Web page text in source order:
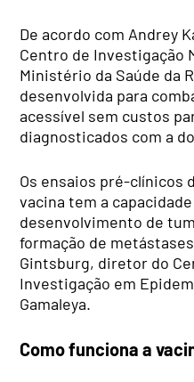
De acordo com Andrey
Centro de Investigação
Ministério da Saúde da
desenvolvida para
acessível sem custos
diagnosticados com a
Os ensaios pré-clínicos
vacina tem a
desenvolvimento de
formação de
Gintsburg, diretor do
Investigação em
Gamaleya.
Como funciona a